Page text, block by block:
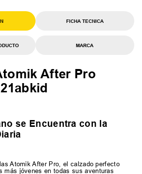
FICHA TECNICA
MARCA
After Pro
se Encuentra con la
Atomik After Pro, el calzado perfecto
más jóvenes en todas sus aventuras